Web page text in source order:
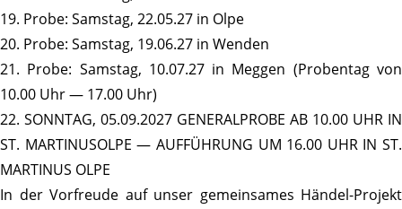
19. Probe: Samstag, 22.05.27 in Olpe
20. Probe: Samstag, 19.06.27 in Wenden
21. Probe: Samstag, 10.07.27 in Meggen (Probentag von
10.00 Uhr — 17.00 Uhr)
22. SONNTAG, 05.09.2027 GENERALPROBE AB 10.00 UHR IN
ST. MARTINUSOLPE — AUFFÜHRUNG UM 16.00 UHR IN ST.
MARTINUS OLPE
In der Vorfreude auf unser gemein­sames Händel-Projekt